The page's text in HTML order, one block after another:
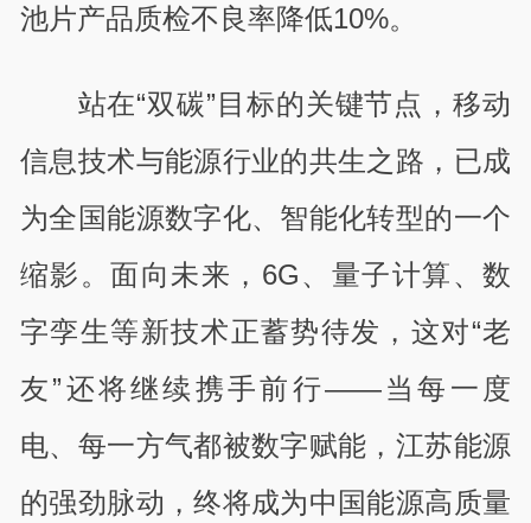
池片产品质检不良率降低10%。
站在“双碳”目标的关键节点，移动
信息技术与能源行业的共生之路，已成
为全国能源数字化、智能化转型的一个
缩影。面向未来，6G、量子计算、数
字孪生等新技术正蓄势待发，这对“老
友”还将继续携手前行——当每一度
电、每一方气都被数字赋能，江苏能源
的强劲脉动，终将成为中国能源高质量